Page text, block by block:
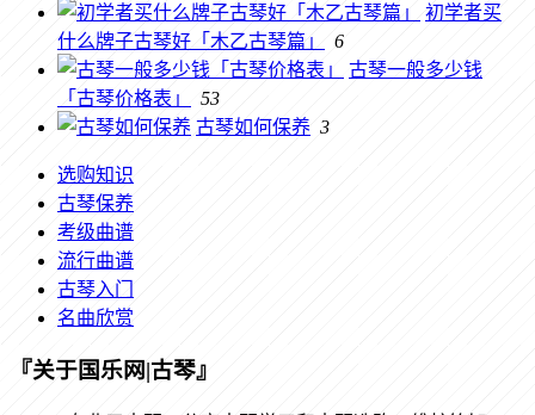
初学者买
什么牌子古琴好「木乙古琴篇」
6
古琴一般多少钱
「古琴价格表」
53
古琴如何保养 3
选购知识
古琴保养
考级曲谱
流行曲谱
古琴入门
名曲欣赏
『关于国乐网|古琴』